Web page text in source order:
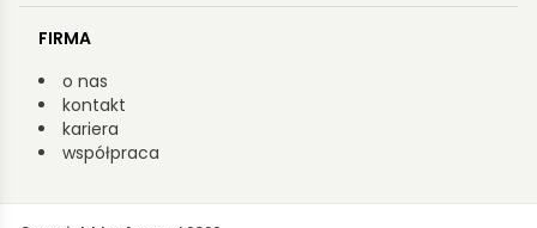
FIRMA
o nas
kontakt
kariera
współpraca